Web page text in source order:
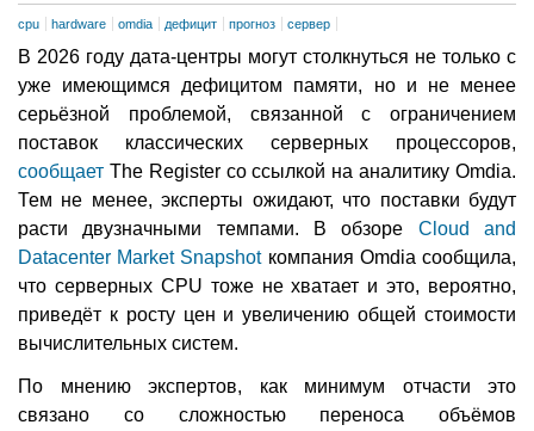
cpu hardware omdia дефицит прогноз сервер
В 2026 году дата-центры могут столкнуться не только с
уже имеющимся дефицитом памяти, но и не менее
серьёзной проблемой, связанной с ограничением
поставок классических серверных процессоров,
сообщает The Register со ссылкой на аналитику Omdia.
Тем не менее, эксперты ожидают, что поставки будут
расти двузначными темпами. В обзоре Cloud and
Datacenter Market Snapshotкомпания Omdia сообщила,
что серверных CPU тоже не хватает и это, вероятно,
приведёт к росту цен и увеличению общей стоимости
вычислительных систем.
По мнению экспертов, как минимум отчасти это
связано со сложностью переноса объёмов